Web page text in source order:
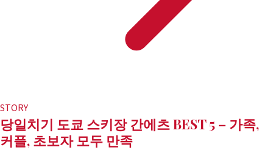
STORY
당일치기 도쿄 스키장 간에츠 BEST 5 – 가족,
커플, 초보자 모두 만족